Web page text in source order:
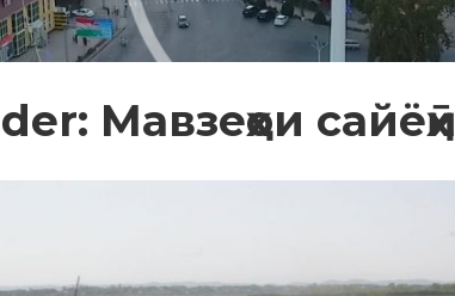
Мавзеҳои сайёҳӣ